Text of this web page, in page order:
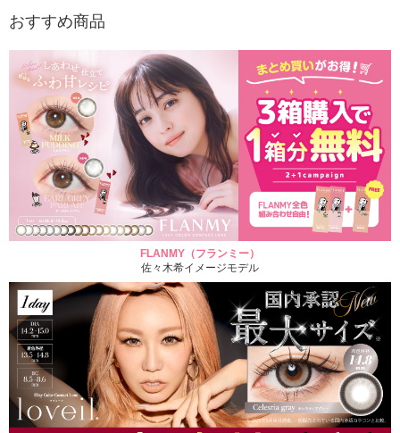
おすすめ商品
FLANMY（フランミー）
佐々木希イメージモデル